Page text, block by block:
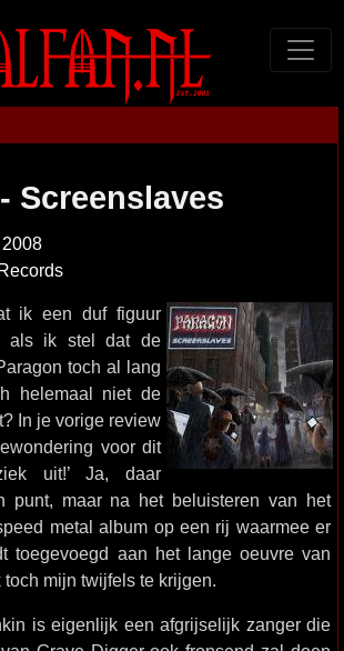
Screenslaves
2008
ik een duf figuur
als ik stel dat de
toch al lang
helemaal niet de
In je vorige review
voor dit
uit!’ Ja, daar
punt, maar na het beluisteren van het
metal album op een rij waarmee er
toegevoegd aan het lange oeuvre van
mijn twijfels te krijgen.
is eigenlijk een afgrijselijk zanger die